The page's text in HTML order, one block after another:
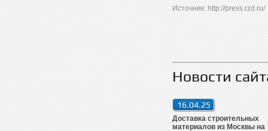
Источник: http://press.rzd.ru/
Новости
16.04.25
Доставка строительных
материалов из Москвы на